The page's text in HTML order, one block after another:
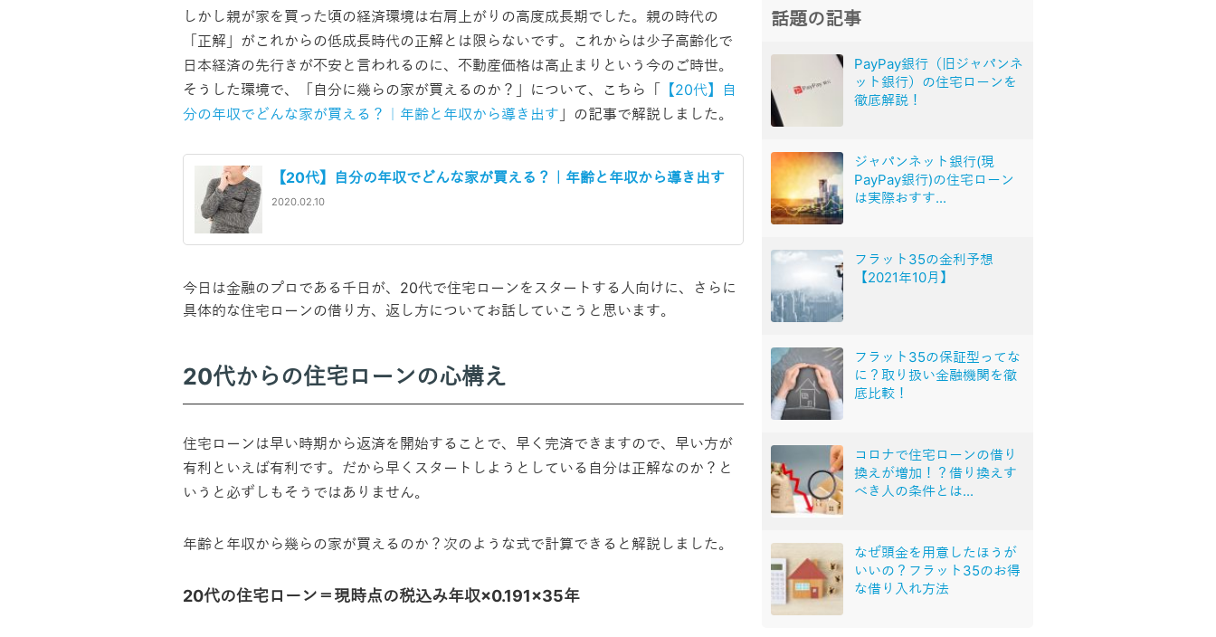
しかし親が家を買った頃の経済環境は右肩上がりの高度成長期でした。親の時代の
「正解」がこれからの低成長時代の正解とは限らないです。これからは少子高齢化で
日本経済の先行きが不安と言われるのに、不動産価格は高止まりという今のご時世。
そうした環境で、「自分に幾らの家が買えるのか？」について、こちら「 【20代】自
分の年収でどんな家が買える？｜年齢と年収から導き出す 」の記事で解説しました。
【20代】自分の年収でどんな家が買える？｜年齢と年収から導き出す
2020.02.10
今日は金融のプロである千日が、20代で住宅ローンをスタートする人向けに、さらに
具体的な住宅ローンの借り方、返し方についてお話していこうと思います。
20代からの住宅ローンの心構え
住宅ローンは早い時期から返済を開始することで、早く完済できますので、早い方が
有利といえば有利です。だから早くスタートしようとしている自分は正解なのか？と
いうと必ずしもそうではありません。
年齢と年収から幾らの家が買えるのか？次のような式で計算できると解説しました。
20代の住宅ローン＝現時点の税込み年収×0.191×35年
話題の記事
PayPay銀行（旧ジャパンネ
ット銀行）の住宅ローンを
徹底解説！
ジャパンネット銀行(現
PayPay銀行)の住宅ローン
は実際おすす...
フラット35の金利予想
【2021年10月】
フラット35の保証型ってな
に？取り扱い金融機関を徹
底比較！
コロナで住宅ローンの借り
換えが増加！？借り換えす
べき人の条件とは...
なぜ頭金を用意したほうが
いいの？フラット35のお得
な借り入れ方法